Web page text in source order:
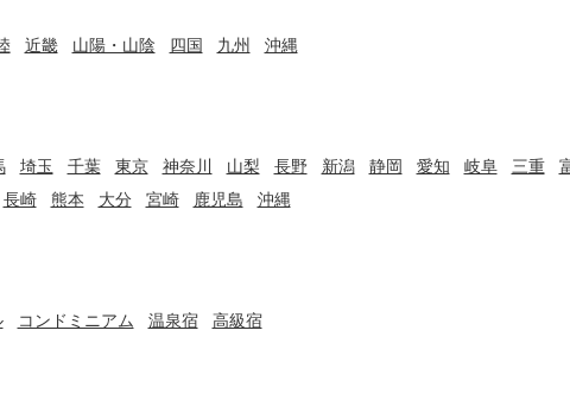
近畿 山陽・山陰 四国 九州 沖縄
埼玉 千葉 東京 神奈川 山梨 長野 新潟 静岡 愛知 岐阜 三重
長崎 熊本 大分 宮崎 鹿児島 沖縄
コンドミニアム 温泉宿 高級宿